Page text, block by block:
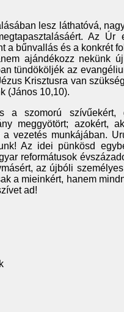
lesz láthatóvá,
Az Úr
a bűnvallás és a konkrét
ajándékozz nekünk
tündököljék az
Krisztusra van
(János 10,10).
a szomorú szívűekért,
meggyötört; azokért,
vezetés munkájában.
Az idei pünkösd
reformátusok
az újbóli
a mieinkért, hanem
ad!